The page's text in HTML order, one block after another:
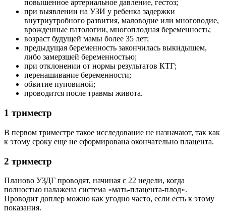
повышенное артериальное давление, гестоз;
при выявлении на УЗИ у ребенка задержки
внутриутробного развития, маловодие или многоводие,
врожденные патологии, многоплодная беременность;
возраст будущей мамы более 35 лет;
предыдущая беременность закончилась выкидышем,
либо замерзшей беременностью;
при отклонении от нормы результатов КТГ;
перенашивание беременности;
обвитие пуповиной;
проводится после травмы живота.
1 триместр
В первом триместре такое исследование не назначают, так как
к этому сроку еще не сформирована окончательно плацента.
2 триместр
Планово УЗДГ проводят, начиная с 22 недели, когда
полностью налажена система «мать-плацента-плод».
Проводит доплер можно как угодно часто, если есть к этому
показания.